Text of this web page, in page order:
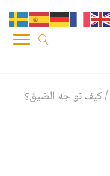
/كيف نواجه الضيق؟